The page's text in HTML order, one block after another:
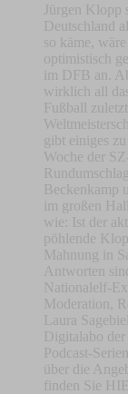
Jürgen Klopp
Deutschland
so käme,
optimistisch
im DFB an.
wirklich all
Fußball
gibt einiges
Woche der
Beckenkamp
im großen
wie: Ist der
pöhlende
Mahnung in
Antworten
Nationalelf-
Moderation,
Laura
Digitalabo der
Podcast-
über die
finden Sie